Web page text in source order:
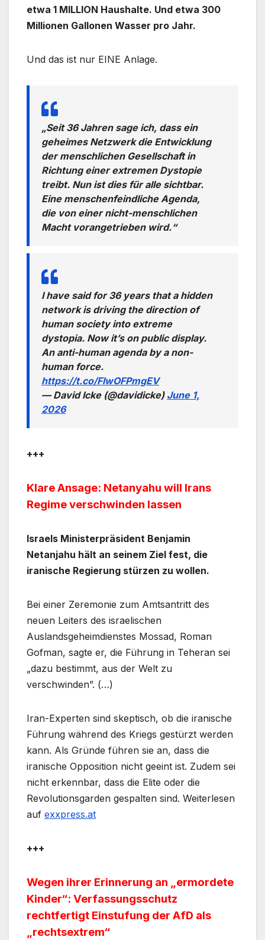
etwa 1 MILLION Haushalte. Und etwa 300
Millionen Gallonen Wasser pro Jahr.
Und das ist nur EINE Anlage.
„Seit 36 Jahren sage ich, dass ein
geheimes Netzwerk die Entwicklung
der menschlichen Gesellschaft in
Richtung einer extremen Dystopie
treibt. Nun ist dies für alle sichtbar.
Eine menschenfeindliche Agenda,
die von einer nicht-menschlichen
Macht vorangetrieben wird.“
I have said for 36 years that a hidden
network is driving the direction of
human society into extreme
dystopia. Now it’s on public display.
An anti-human agenda by a non-
human force.
https://t.co/FIwOFPmgEV
— David Icke (@davidicke) June 1,
2026
+++
Klare Ansage: Netanyahu will Irans
Regime verschwinden lassen
Israels Ministerpräsident Benjamin
Netanjahu hält an seinem Ziel fest, die
iranische Regierung stürzen zu wollen.
Bei einer Zeremonie zum Amtsantritt des
neuen Leiters des israelischen
Auslandsgeheimdienstes Mossad, Roman
Gofman, sagte er, die Führung in Teheran sei
„dazu bestimmt, aus der Welt zu
verschwinden”. (…)
Iran-Experten sind skeptisch, ob die iranische
Führung während des Kriegs gestürzt werden
kann. Als Gründe führen sie an, dass die
iranische Opposition nicht geeint ist. Zudem sei
nicht erkennbar, dass die Elite oder die
Revolutionsgarden gespalten sind. Weiterlesen
auf exxpress.at
+++
Wegen ihrer Erinnerung an „ermordete
Kinder“: Verfassungsschutz
rechtfertigt Einstufung der AfD als
„rechtsextrem“